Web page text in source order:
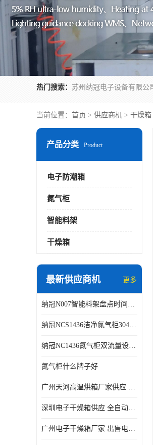
热门搜索：
当前位置： 首页 > 供应商机 > 干燥箱
产品分类 Product
电子防潮箱
氮气柜
智能料架
干燥箱
最新供应商机 更多
纳冠N007智能料架盘点时间可从2天减少到约2个小时
纳冠NCS1436洁净氮气柜304不锈钢洁净车间用
纳冠NC1436氮气柜双流量设计节约氮气
氮气柜什么牌子好
广州天河高温烘箱厂家供应 智能高温烘箱非标定制价格
深圳电子干燥箱供应 全自动恒温干燥箱厂家批发
广州电子干燥箱厂家 出售电子干燥箱优惠供应价格